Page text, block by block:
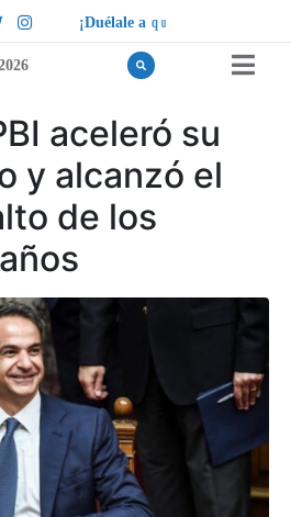
¡Duélale a q u i
aceleró su
y alcanzó el
de los